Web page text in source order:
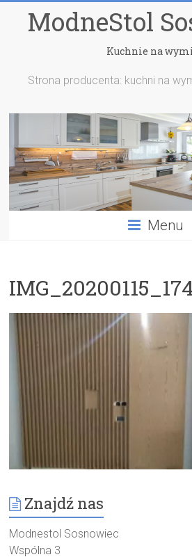
ModneStol
Kuchnie na
Strona producenta: kuchni na
Menu
Znajdź nas
Modnestol Sosnowiec
Wspólna 3